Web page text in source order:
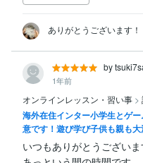
ありがとうございます！
by
1年前
オンラインレッスン・習い事 >
海外在住インター小学生とゲ
意です！遊び学び子供も親も大
いつもありがとうござい